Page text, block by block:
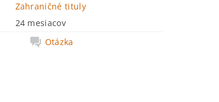
Zahraničné tituly
24 mesiacov
Otázka